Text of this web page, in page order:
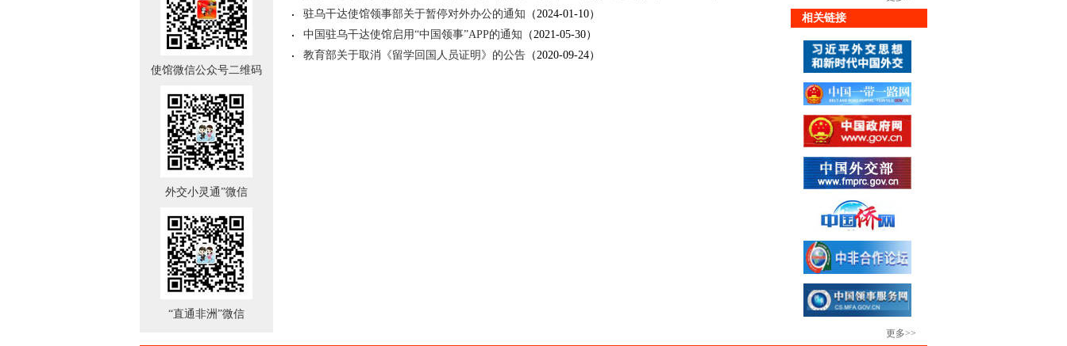
使馆微信公众号二维码
外交小灵通”微信
“直通非洲”微信
驻乌干达使馆领事部关于暂停对外办公的通知 （2024-01-10）
中国驻乌干达使馆启用“中国领事”APP的通知 （2021-05-30）
教育部关于取消《留学回国人员证明》的公告 （2020-09-24）
相关链接
更多>>